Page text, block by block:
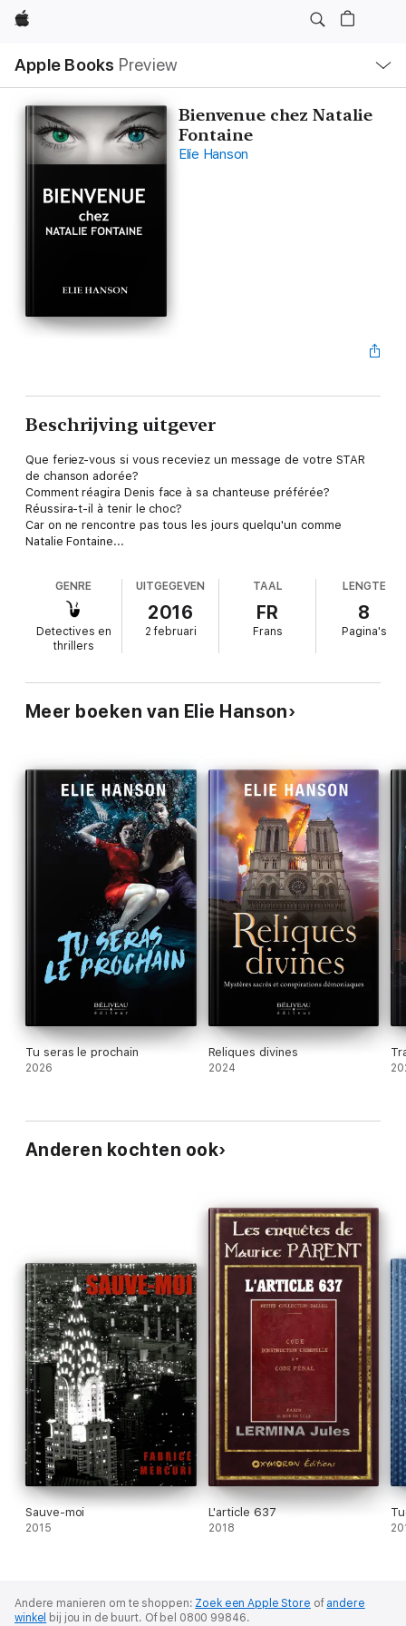
Apple
Apple Books Preview
lokaal
navigatiemenu
Bienvenue chez Natalie
Fontaine
Elie Hanson
Beschrijving uitgever
Que feriez-vous si vous receviez un message de votre STAR
de chanson adorée?
Comment réagira Denis face à sa chanteuse préférée?
Réussira-t-il à tenir le choc?
Car on ne rencontre pas tous les jours quelqu'un comme
Natalie Fontaine...
GENRE
Detectives en
thrillers
UITGEGEVEN
2016
2 februari
TAAL
FR
Frans
LENGTE
8
Pagina's
Meer boeken van Elie Hanson
Tu seras le prochain
2026
Reliques divines
2024
Anderen kochten ook
Sauve-moi
2015
L'article 637
2018
Andere manieren om te shoppen: Zoek een Apple Store of andere
winkel bij jou in de buurt. Of bel 0800 99846.